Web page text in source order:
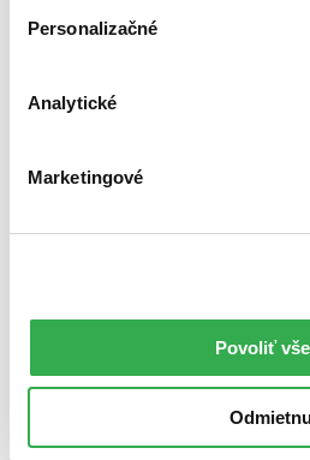
Personalizačné
Analytické
Marketingové
Povoliť
Alessa de Wet (1928), Theodor
Ladislava Hudeca... Kniha prináša
v priebehu prvej svetovej vojny dostal
28,30 €
Túto knihu máme síce aktuálne
Vložiť do košíka